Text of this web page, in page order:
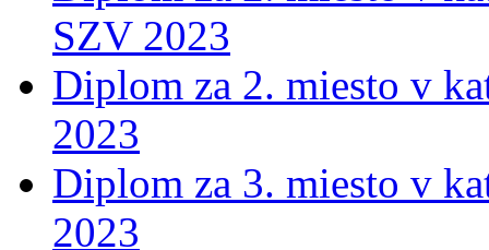
SZV 2023
Diplom za 2. miesto v
2023
Diplom za 3. miesto v
2023